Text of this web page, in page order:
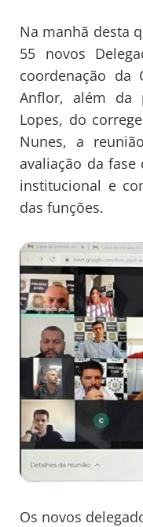
Na manhã desta
55 novos
coordenação da
Anflor, além da
Lopes, do
Nunes, a
avaliação da
institucional e
das funções.
Os novos